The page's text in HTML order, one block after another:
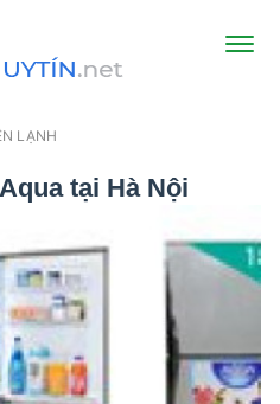
LẠNH
tại Hà Nội